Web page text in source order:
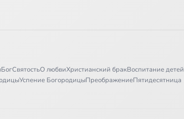
БогСвятостьО любвиХристианский бракВоспитание детей
Успение БогородицыПреображениеПятидесятница